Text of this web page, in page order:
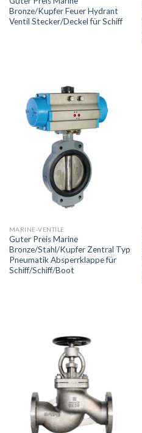
Bronze/Kupfer Feuer Hydrant
Ventil Stecker/Deckel für Schiff
MARINE-VENTILE
Guter Preis Marine
Bronze/Stahl/Kupfer Zentral Typ
Pneumatik Absperrklappe für
Schiff/Schiff/Boot